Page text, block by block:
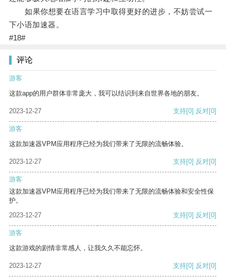
如果你想要在语言学习中取得更好的进步，不妨尝试一
下小语加速器。
#18#
评论
游客
这款app的用户群体非常庞大，我可以结识到来自世界各地的朋友。
2023-12-27 支持[0] 反对[0]
游客
这款加速器VPM应用程序已经为我们带来了无限的流畅体验。
2023-12-27 支持[0] 反对[0]
游客
这款加速器VPM应用程序已经为我们带来了无限的流畅体验和安全性保
护。
2023-12-27
支持[0] 反对[0]
游客
这款游戏的剧情非常感人，让我久久不能忘怀。
2023-12-27 支持[0] 反对[0]